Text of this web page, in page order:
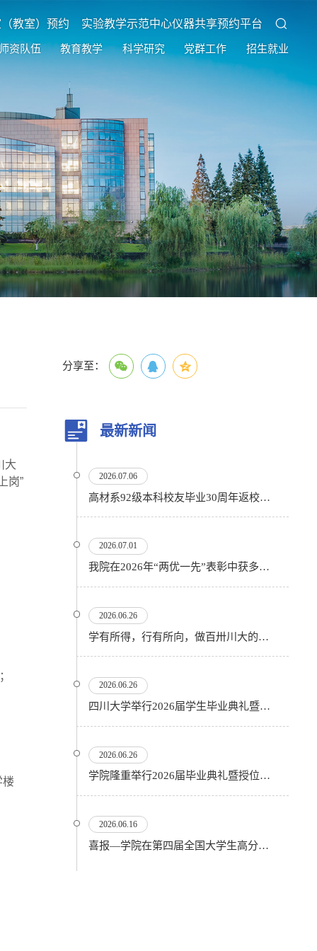
教室）预约 实验教学示范中心仪器共享预约平台
资队伍 教育教学 科学研究 党群工作 招生就业
大
岗”
楼
分享至：
最新新闻
2026.07.06
高材系92级本科校友毕业30周年返校活动顺利举行
2026.07.01
我院在2026年“两优一先”表彰中获多项殊荣
2026.06.26
学有所得，行有所向，做百卅川大的薪火赓续者——校长汪劲松在四川大学2026届学生毕业典礼上的...
2026.06.26
四川大学举行2026届学生毕业典礼暨学位授予仪式
2026.06.26
​学院隆重举行2026届毕业典礼暨授位仪式
2026.06.16
喜报—学院在第四届全国大学生高分子材料实验实践虚拟仿真大赛再创佳绩